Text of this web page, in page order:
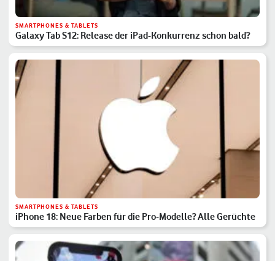
SMARTPHONES & TABLETS
Galaxy Tab S12: Release der iPad-Konkurrenz schon bald?
SMARTPHONES & TABLETS
iPhone 18: Neue Farben für die Pro-Modelle? Alle Gerüchte